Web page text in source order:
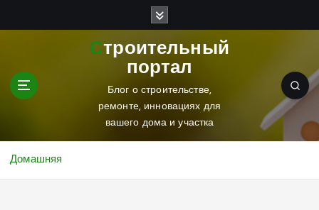
Строительный
портал
Блог о строительстве,
ремонте, инновациях для
вашего дома и участка
Домашняя